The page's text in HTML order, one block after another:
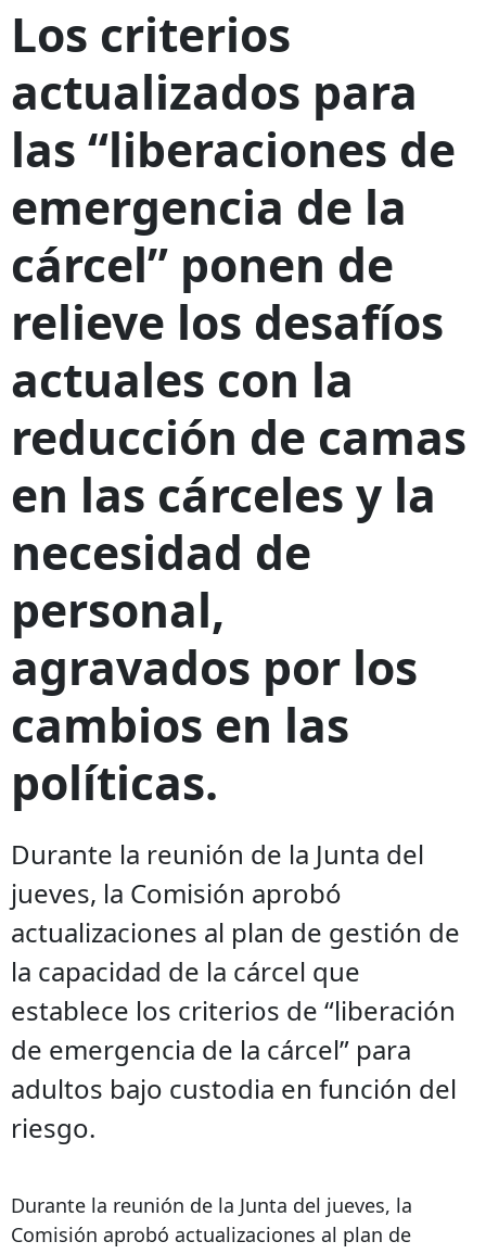
Los criterios
actualizados para
las “liberaciones de
emergencia de la
cárcel” ponen de
relieve los desafíos
actuales con la
reducción de camas
en las cárceles y la
necesidad de
personal,
agravados por los
cambios en las
políticas.
Durante la reunión de la Junta del
jueves, la Comisión aprobó
actualizaciones al plan de gestión de
la capacidad de la cárcel que
establece los criterios de “liberación
de emergencia de la cárcel” para
adultos bajo custodia en función del
riesgo.
Durante la reunión de la Junta del jueves, la
Comisión aprobó actualizaciones al plan de